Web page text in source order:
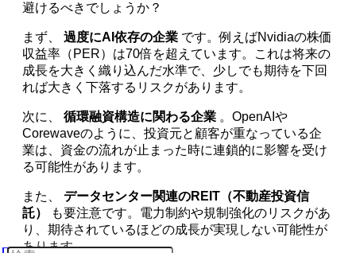
避けるべきでしょうか？
まず、過度にAI依存の企業 です。例えばNvidiaの株価
収益率（PER）は70倍を超えています。これは将来の
成長を大きく織り込んだ水準で、少しでも期待を下回
れば大きく下落するリスクがあります。
次に、循環融資構造に関わる企業 。OpenAIや
Corewaveのように、投資元と顧客が重なっている企
業は、資金の流れが止まった時に連鎖的に影響を受け
る可能性があります。
また、データセンター関連のREIT（不動産投資信
託）
も要注意です。電力制約や規制強化のリスクがあ
り、期待されているほどの成長が実現しない可能性が
あります。